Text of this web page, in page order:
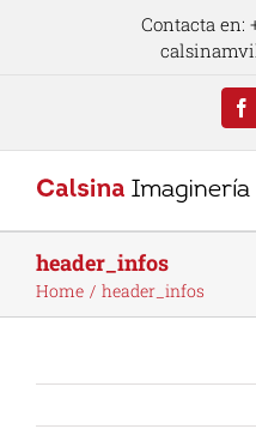
Contacta en:
header_infos
Home header_infos